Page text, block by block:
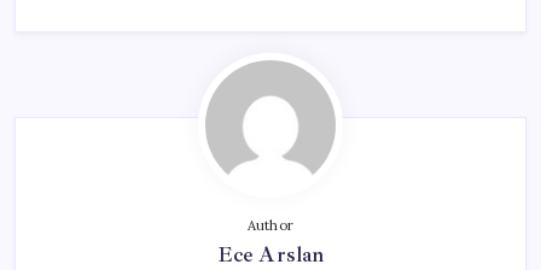
Author
Ece Arslan